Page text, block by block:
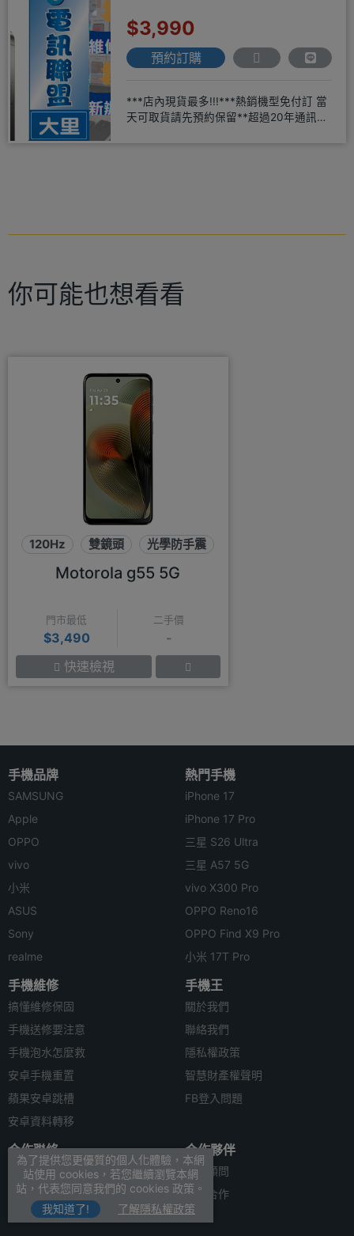
$3,990
預約訂購
***店內現貨最多!!!***熱銷機型免付訂 當
天可取貨請先預約保留**超過20年通訊經
你可能也想看看
120Hz 雙鏡頭 光學防手震
Motorola g55 5G
門市最低
$3,490
二手價
-
快速檢視
手機品牌
SAMSUNG
Apple
OPPO
vivo
小米
ASUS
Sony
realme
熱門手機
iPhone 17
iPhone 17 Pro
三星 S26 Ultra
三星 A57 5G
vivo X300 Pro
OPPO Reno16
OPPO Find X9 Pro
小米 17T Pro
手機維修
搞懂維修保固
手機送修要注意
手機泡水怎麼救
安卓手機重置
蘋果安卓跳槽
安卓資料轉移
手機王
關於我們
聯絡我們
隱私權政策
智慧財產權聲明
FB登入問題
合作聯絡
廣告刊登
加入商店報價
新聞聯絡
合作夥伴
法律顧問
媒體合作
為了提供您更優質的個人化體驗，本網
站使用 cookies，若您繼續瀏覽本網
站，代表您同意我們的 cookies 政策。
我知道了!
了解隱私權政策